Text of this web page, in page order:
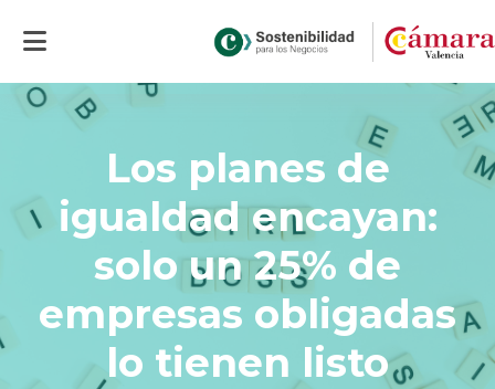
Los planes de
igualdad encayan: solo un 25% de empresas obligadas lo tienen listo
Los planes de
igualdad encayan:
solo un 25% de
empresas obligadas
lo tienen listo